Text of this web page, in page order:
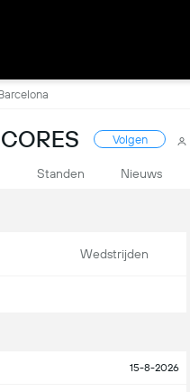
Volgen
Standen Nieuws
Wedstrijden
15-8-2026